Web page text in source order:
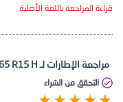
قراءة المراجعة باللغة الأصلية
مراجعة الإطارات لـ Falken Ziex ZE-914 Ecorun 185/65 R15 H
التحقق من الشراء